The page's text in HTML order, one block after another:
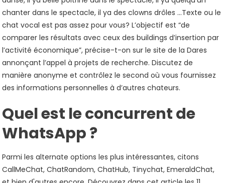
chanter dans le spectacle, il ya des clowns drôles …Texte ou le
chat vocal est pas assez pour vous? L’objectif est “de
comparer les résultats avec ceux des buildings d’insertion par
l’activité économique”, précise-t-on sur le site de la Dares
annonçant l’appel à projets de recherche. Discutez de
manière anonyme et contrôlez le second où vous fournissez
des informations personnelles à d’autres chateurs.
Quel est le concurrent de
WhatsApp ?
Parmi les alternate options les plus intéressantes, citons
CallMeChat, ChatRandom, ChatHub, Tinychat, EmeraldChat,